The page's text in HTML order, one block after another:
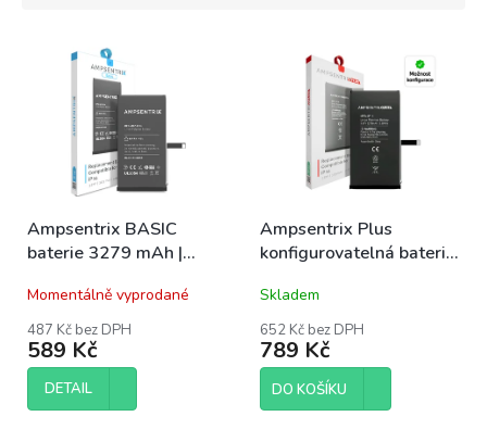
d
u
t
ů
Ampsentrix BASIC
baterie 3279 mAh |
Momentálně vyprodané
487 Kč bez DPH
589 Kč
DETAIL
Ampsentrix Plus
konfigurovatelná baterie
Skladem
652 Kč bez DPH
789 Kč
DO KOŠÍKU